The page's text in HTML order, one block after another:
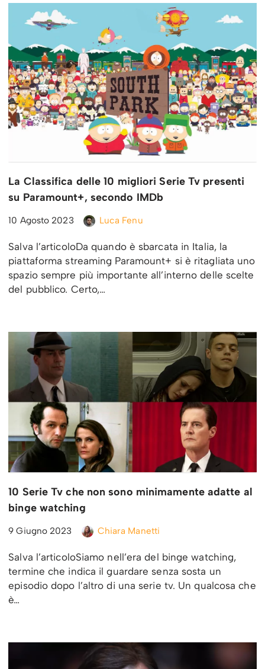
La Classifica delle 10 migliori Serie Tv presenti
su Paramount+, secondo IMDb
10 Agosto 2023 Luca Fenu
Salva l’articoloDa quando è sbarcata in Italia, la
piattaforma streaming Paramount+ si è ritagliata uno
spazio sempre più importante all’interno delle scelte
del pubblico. Certo,…
10 Serie Tv che non sono minimamente adatte al
binge watching
9 Giugno 2023 Chiara Manetti
Salva l’articoloSiamo nell’era del binge watching,
termine che indica il guardare senza sosta un
episodio dopo l’altro di una serie tv. Un qualcosa che
è…